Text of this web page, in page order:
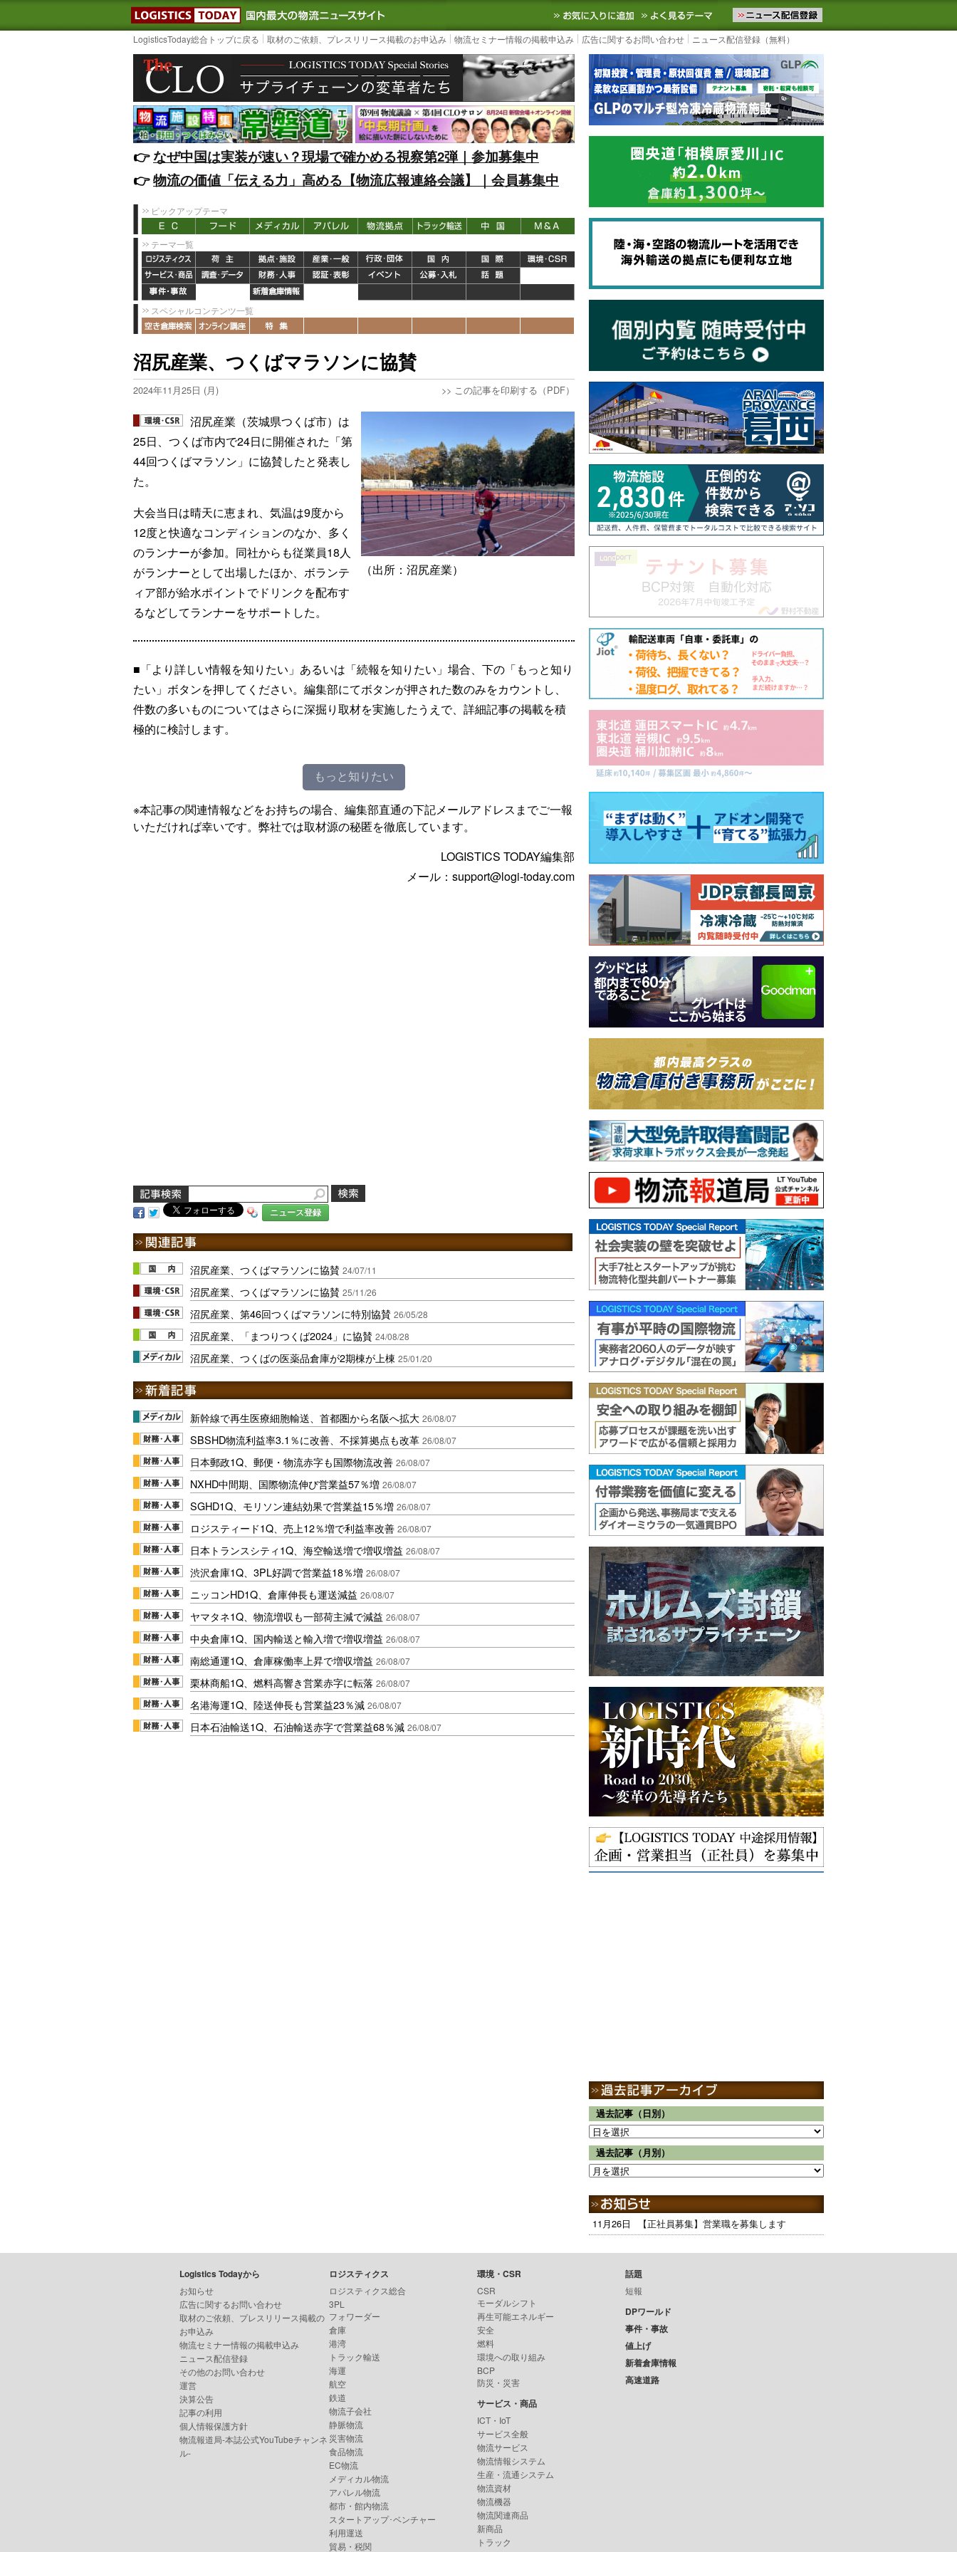
LOGISTICS TODAY｜国内最大の物流ニュースサイト3PL, SCMなど国内外の最新の物流ニュースをお届けします。物流ニュースメール配信を登録す
お気に入りに追加 よく見るテーマ
LogisticsToday総合トップに戻る 取材のご依頼、プレスリリース掲載のお申込み 物流セミナー情報の掲載申込み 広告に関するお問い合わせ ニュース配信登録（無料）
👉️なぜ中国は実装が速い？現場で確かめる視察第2弾｜参加募集中
👉️物流の価値「伝える力」高める【物流広報連絡会議】｜会員募集中
ピックアップテーマ
テーマ一覧
スペシャルコンテンツ一覧
沼尻産業、つくばマラソンに協賛
2024年11月25日 (月) >> この記事を印刷する（PDF）
（出所：沼尻産業）
沼尻産業（茨城県つくば市）は
25日、つくば市内で24日に開催された「第
44回つくばマラソン」に協賛したと発表し
た。
大会当日は晴天に恵まれ、気温は9度から
12度と快適なコンディションのなか、多く
のランナーが参加。同社からも従業員18人
がランナーとして出場したほか、ボランテ
ィア部が給水ポイントでドリンクを配布す
るなどしてランナーをサポートした。
■「より詳しい情報を知りたい」あるいは「続報を知りたい」場合、下の「もっと知り
たい」ボタンを押してください。編集部にてボタンが押された数のみをカウントし、
件数の多いものについてはさらに深掘り取材を実施したうえで、詳細記事の掲載を積
極的に検討します。
もっと知りたい
※本記事の関連情報などをお持ちの場合、編集部直通の下記メールアドレスまでご一報
いただければ幸いです。弊社では取材源の秘匿を徹底しています。
LOGISTICS TODAY編集部
メール：support@logi-today.com
ニュース登録
沼尻産業、つくばマラソンに協賛 24/07/11
沼尻産業、つくばマラソンに協賛 25/11/26
沼尻産業、第46回つくばマラソンに特別協賛 26/05/28
沼尻産業、「まつりつくば2024」に協賛 24/08/28
沼尻産業、つくばの医薬品倉庫が2期棟が上棟 25/01/20
新幹線で再生医療細胞輸送、首都圏から名阪へ拡大 26/08/07
SBSHD物流利益率3.1％に改善、不採算拠点も改革 26/08/07
日本郵政1Q、郵便・物流赤字も国際物流改善 26/08/07
NXHD中間期、国際物流伸び営業益57％増 26/08/07
SGHD1Q、モリソン連結効果で営業益15％増 26/08/07
ロジスティード1Q、売上12％増で利益率改善 26/08/07
日本トランスシティ1Q、海空輸送増で増収増益 26/08/07
渋沢倉庫1Q、3PL好調で営業益18％増 26/08/07
ニッコンHD1Q、倉庫伸長も運送減益 26/08/07
ヤマタネ1Q、物流増収も一部荷主減で減益 26/08/07
中央倉庫1Q、国内輸送と輸入増で増収増益 26/08/07
南総通運1Q、倉庫稼働率上昇で増収増益 26/08/07
栗林商船1Q、燃料高響き営業赤字に転落 26/08/07
名港海運1Q、陸送伸長も営業益23％減 26/08/07
日本石油輸送1Q、石油輸送赤字で営業益68％減 26/08/07
過去記事（日別）
過去記事（月別）
11月26日 【正社員募集】営業職を募集します
Logistics Todayから
お知らせ
広告に関するお問い合わせ
取材のご依頼、プレスリリース掲載の
お申込み
物流セミナー情報の掲載申込み
ニュース配信登録
その他のお問い合わせ
運営
決算公告
記事の利用
個人情報保護方針
物流報道局-本誌公式YouTubeチャンネ
ル-
ロジスティクス
ロジスティクス総合
3PL
フォワーダー
倉庫
港湾
トラック輸送
海運
航空
鉄道
物流子会社
静脈物流
災害物流
食品物流
EC物流
メディカル物流
アパレル物流
都市・館内物流
スタートアップ･ベンチャー
利用運送
貿易・税関
環境・CSR
CSR
モーダルシフト
再生可能エネルギー
安全
燃料
環境への取り組み
BCP
防災・災害
サービス・商品
ICT・IoT
サービス全般
物流サービス
物流情報システム
生産・流通システム
物流資材
物流機器
物流関連商品
新商品
トラック
話題
短報
DPワールド
事件・事故
値上げ
新着倉庫情報
高速道路